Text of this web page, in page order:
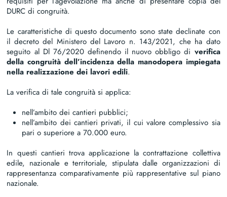
DURC di congruità.
Le caratteristiche di questo documento sono state declinate con
il decreto del Ministero del Lavoro n. 143/2021, che ha dato
seguito al Dl 76/2020 definendo il nuovo obbligo di verifica
della congruità dell’incidenza della manodopera impiegata
nella realizzazione dei lavori edili.
La verifica di tale congruità si applica:
nell’ambito dei cantieri pubblici;
nell’ambito dei cantieri privati, il cui valore complessivo sia
pari o superiore a 70.000 euro.
In questi cantieri trova applicazione la contrattazione collettiva
edile, nazionale e territoriale, stipulata dalle organizzazioni di
rappresentanza comparativamente più rappresentative sul piano
nazionale.